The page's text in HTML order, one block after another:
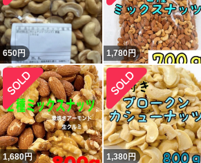
650円 1,780円
1,680円 1,380円